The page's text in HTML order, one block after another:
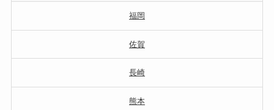
福岡
佐賀
長崎
熊本